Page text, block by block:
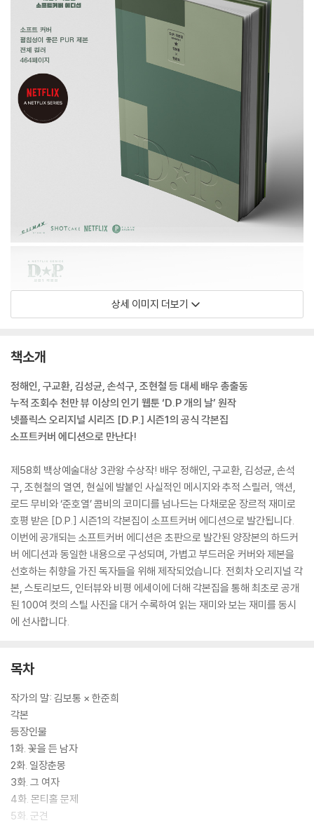
상세 이미지 더보기
책소개
정해인, 구교환, 김성균, 손석구, 조현철 등 대세 배우 총출동
누적 조회수 천만 뷰 이상의 인기 웹툰 ‘D.P 개의 날’ 원작
넷플릭스 오리지널 시리즈 [D.P.] 시즌1의 공식 각본집
소프트커버 에디션으로 만난다!
제58회 백상예술대상 3관왕 수상작! 배우 정해인, 구교환, 김성균, 손석
구, 조현철의 열연, 현실에 발붙인 사실적인 메시지와 추적 스릴러, 액션,
로드 무비와 ‘준호열’ 콤비의 코미디를 넘나드는 다채로운 장르적 재미로
호평 받은 [D.P.] 시즌1의 각본집이 소프트커버 에디션으로 발간됩니다.
이번에 공개되는 소프트커버 에디션은 초판으로 발간된 양장본의 하드커
버 에디션과 동일한 내용으로 구성되며, 가볍고 부드러운 커버와 제본을
선호하는 취향을 가진 독자들을 위해 제작되었습니다. 전회차 오리지널 각
본, 스토리보드, 인터뷰와 비평 에세이에 더해 각본집을 통해 최초로 공개
된 100여 컷의 스틸 사진을 대거 수록하여 읽는 재미와 보는 재미를 동시
에 선사합니다.
목차
작가의 말: 김보통 × 한준희
각본
등장인물
1화. 꽃을 든 남자
2화. 일장춘몽
3화. 그 여자
4화. 몬티홀 문제
5화. 군견